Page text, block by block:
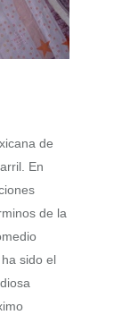
de
En
de la
sido el